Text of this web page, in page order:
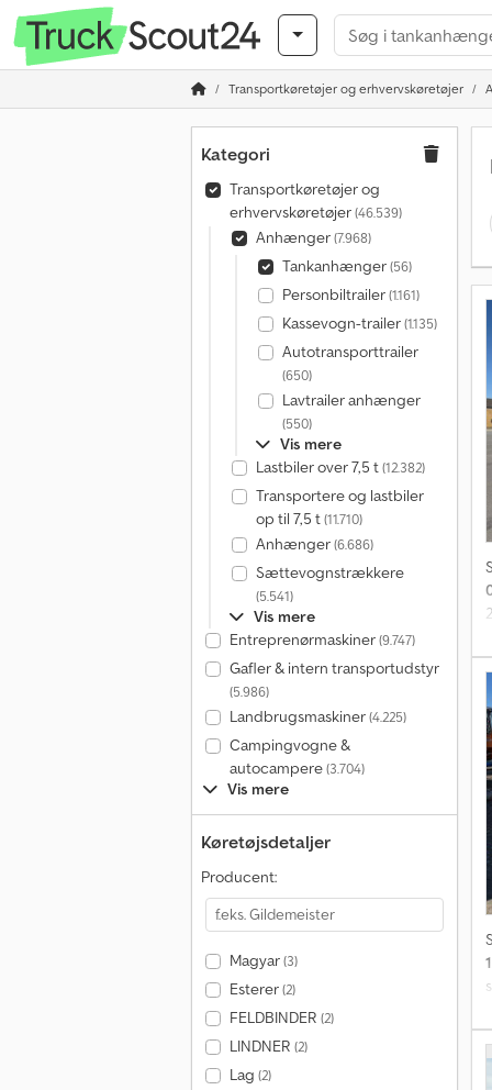
Transportkøretøjer og erhvervskøretøjer
Kategori
Transportkøretøjer og
erhvervskøretøjer(46.539)
Anhænger(7.968)
Tankanhænger(56)
Personbiltrailer(1.161)
Kassevogn-trailer(1.135)
Autotransporttrailer
(650)
Lavtrailer anhænger
(550)
Vis mere
Lastbiler over 7,5 t(12.382)
Transportere og lastbiler
op til 7,5 t(11.710)
Anhænger(6.686)
Sættevognstrækkere
(5.541)
Vis mere
Entreprenørmaskiner(9.747)
Gafler & intern transportudstyr
(5.986)
Landbrugsmaskiner(4.225)
Campingvogne &
autocampere(3.704)
Vis mere
Køretøjsdetaljer
Producent:
Magyar(3)
Esterer(2)
FELDBINDER (2)
LINDNER (2)
Lag (2)